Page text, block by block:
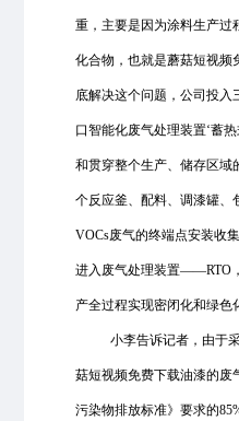
重，主要是因为涂料生产过
化合物，也就是蘑菇短视频
底解决这个问题，公司投入
口智能化废气处理装置‘蓄
和贯穿整个生产、储存区域
个反应釜、配料、调漆罐、
VOCs废气的终端点安装收
进入废气处理装置——RTO
产全过程实现密闭化和绿色
小李告诉记者，由于
菇短视频免费下载油漆的废
污染物排放标准》要求的